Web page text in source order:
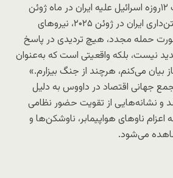
عراقچی با اشاره به جنگ ۱۲روزه اسرائیل علیه ایران در ماه ژوئن
نوشت: «برخلاف خویشتن‌داری ایران در ژوئن ۲۰۲۵، نیروهای
حمله مجدد، هیچ تردیدی در پاسخ
نیست، بلکه واقعیتی است که به‌عنوان
بیان می‌کنم، هرچند از جنگ بیزارم.»
جهانی اقتصاد در داووس به دلیل
و نشانه‌هایی از تقویت حضور نظامی
اعزام ناوهای هواپیمابر، ناوشکن‌ها و